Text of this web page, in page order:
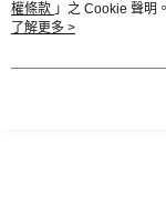
權條款 」之 Cookie 聲明
用條款之 Cookie 聲明使
了解更多 >